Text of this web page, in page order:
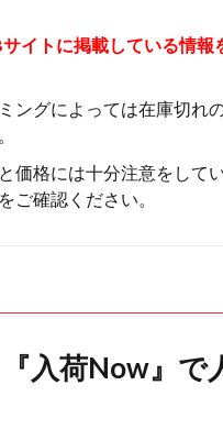
イトに掲載している情
ングによっては在庫切れ
価格には十分注意をして
ご確認ください。
入荷Now』で